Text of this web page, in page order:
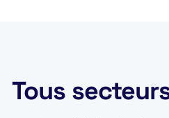
Tous